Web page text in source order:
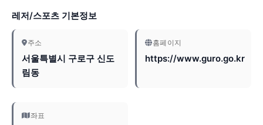
레저/스포츠 기본정보
주소
서울특별시 구로구 신도
림동
홈페이지
https://www.guro.go.kr
좌표